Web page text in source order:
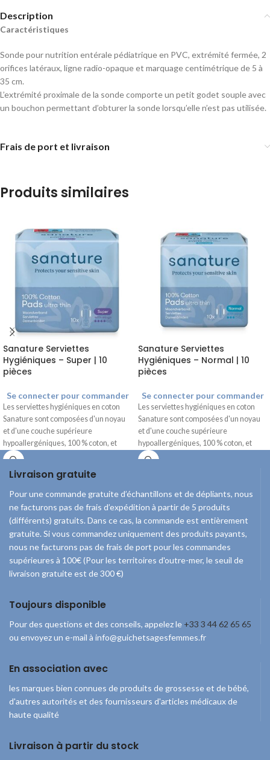
Description
Caractéristiques
Sonde pour nutrition entérale pédiatrique en PVC, extrémité fermée, 2
orifices latéraux, ligne radio-opaque et marquage centimétrique de 5 à
35 cm.
L’extrémité proximale de la sonde comporte un petit godet souple avec
un bouchon permettant d’obturer la sonde lorsqu’elle n’est pas utilisée.
Frais de port et livraison
Produits similaires
Sanature Serviettes
Hygiéniques – Super | 10
pièces
Se connecter pour commander
Les serviettes hygiéniques en coton
Sanature sont composées d'un noyau
et d'une couche supérieure
hypoallergéniques, 100 % coton, et
sont exemptes de chlore et de parfum.
et empêchent le pansement de glisser.
Sanature Serviettes
Hygiéniques – Normal | 10
pièces
Se connecter pour commander
Les serviettes hygiéniques en coton
Sanature sont composées d'un noyau
et d'une couche supérieure
hypoallergéniques, 100 % coton, et
sont exemptes de chlore et de parfum.
Livraison gratuite
Pour une commande gratuite d’échantillons et de dépliants, nous
ne facturons pas de frais d’expédition à partir de 5 produits
(différents) gratuits. Dans ce cas, la commande est entièrement
gratuite. Si vous commandez uniquement des produits payants,
nous ne facturons pas de frais de port pour les commandes
supérieures à 100€ (Pour les territoires d'outre-mer, le seuil de
livraison gratuite est de 300 €)
Toujours disponible
Pour des questions et des conseils, appelez le +33 3 44 62 65 65
ou envoyez un e-mail à info@guichetsagesfemmes.fr
En association avec
les marques bien connues de produits de grossesse et de bébé,
d'autres autorités et des fournisseurs d'articles médicaux de
haute qualité
Livraison à partir du stock